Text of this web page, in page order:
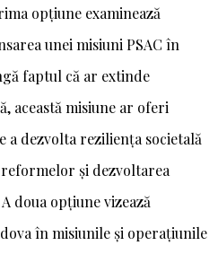
opțiune examinează
unei misiuni PSAC în
faptul că ar extinde
această misiune ar oferi
a dezvolta reziliența societală
și dezvoltarea
doua opțiune vizează
în misiunile și operațiunile